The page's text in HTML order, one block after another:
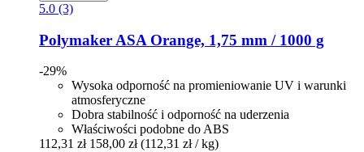
5.0 (3)
Polymaker ASA Orange, 1,75 mm / 1000 g
-29%
Wysoka odporność na promieniowanie UV i warunki
atmosferyczne
Dobra stabilność i odporność na uderzenia
Właściwości podobne do ABS
112,31 zł 158,00 zł (112,31 zł / kg)